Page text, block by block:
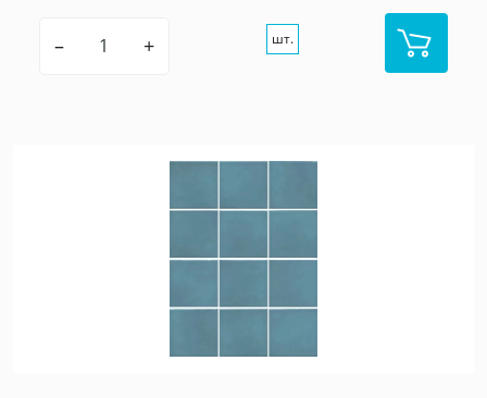
– + шт.